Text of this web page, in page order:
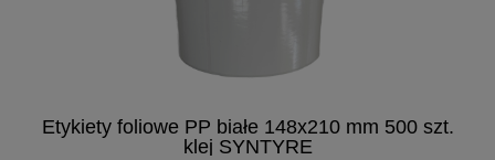
Etykiety foliowe PP białe 148x210 mm 500 szt.
klej SYNTYRE